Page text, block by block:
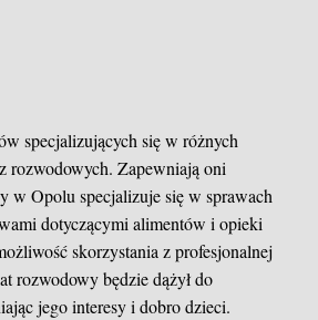
specjalizujących się w różnych
rozwodowych. Zapewniają oni
w Opolu specjalizuje się w sprawach
dotyczącymi alimentów i opieki
skorzystania z profesjonalnej
rozwodowy będzie dążył do
jego interesy i dobro dzieci.